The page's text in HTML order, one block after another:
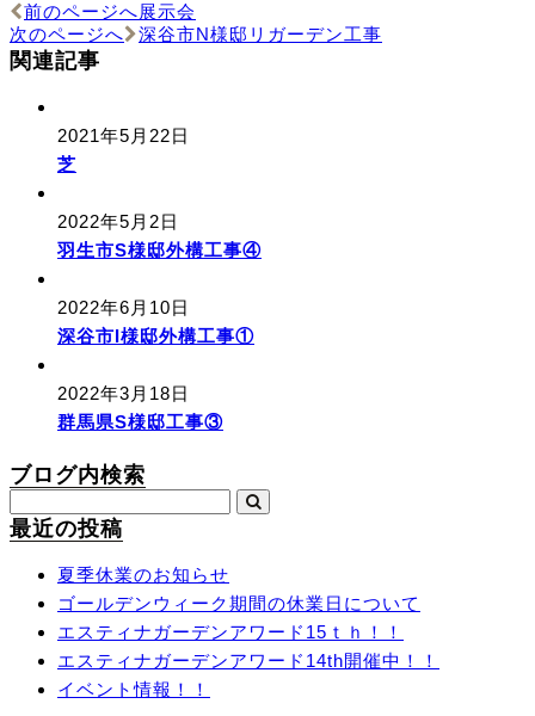
前のページへ展示会
次のページへ
深谷市N様邸リガーデン工事
関連記事
2021年5月22日
芝
2022年5月2日
羽生市S様邸外構工事④
2022年6月10日
深谷市I様邸外構工事①
2022年3月18日
群馬県S様邸工事③
ブログ内検索
最近の投稿
夏季休業のお知らせ
ゴールデンウィーク期間の休業日について
エスティナガーデンアワード15ｔｈ！！
エスティナガーデンアワード14th開催中！！
イベント情報！！